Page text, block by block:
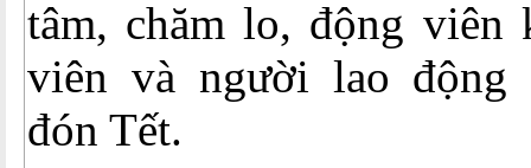
tâm, chăm lo, động viên
viên và người lao động
đón Tết.